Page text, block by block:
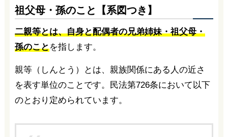
祖父母・孫のこと【系図つき】
二親等とは、自身と配偶者の兄弟姉妹・祖父母・
孫のことを指します。
親等（しんとう）とは、親族関係にある人の近さ
を表す単位のことです。民法第726条において以下
のとおり定められています。